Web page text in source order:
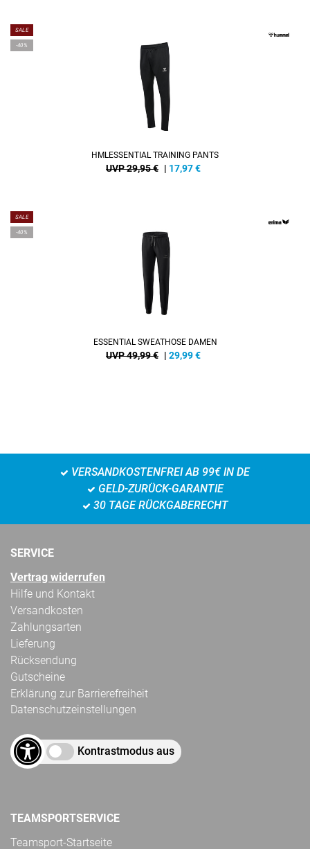
SALE
-40%
HMLESSENTIAL TRAINING PANTS
UVP 29,95 € | 17,97€
SALE
-40%
ESSENTIAL SWEATHOSE DAMEN
UVP 49,99 € | 29,99€
VERSANDKOSTENFREI AB 99€ IN DE
GELD-ZURÜCK-GARANTIE
30 TAGE RÜCKGABERECHT
SERVICE
Vertrag widerrufen
Hilfe und Kontakt
Versandkosten
Zahlungsarten
Lieferung
Rücksendung
Gutscheine
Erklärung zur Barrierefreiheit
Datenschutzeinstellungen
Kontrastmodus aus
TEAMSPORTSERVICE
Teamsport-Startseite